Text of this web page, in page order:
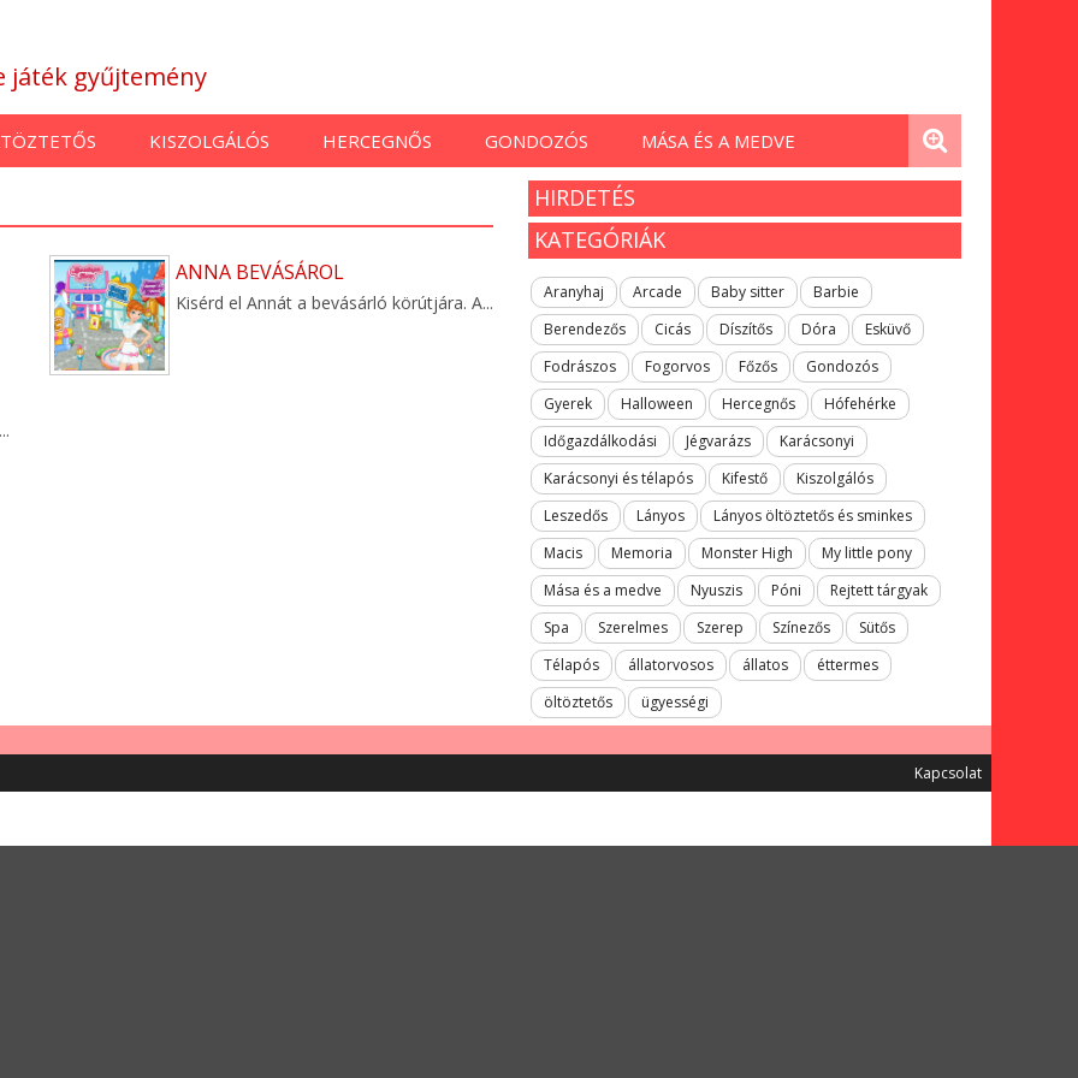
játék gyűjtemény
KISZOLGÁLÓS HERCEGNŐS GONDOZÓS MÁSA ÉS A MEDVE
ANNA BEVÁSÁROL
Kisérd el Annát a bevásárló körútjára. A...
HIRDETÉS
KATEGÓRIÁK
Aranyhaj Arcade Baby sitter
Barbie
Berendezős
Cicás Díszítős Dóra
Esküvő
Fodrászos
Fogorvos Főzős
Gondozós
Gyerek
Halloween Hercegnős
Hófehérke
Időgazdálkodási
Jégvarázs
Karácsonyi
Karácsonyi és télapós
Kifestő
Kiszolgálós
Leszedős
Lányos
Lányos öltöztetős és sminkes
Macis
Memoria Monster High
My little pony
Mása és a medve
Nyuszis Póni
Rejtett tárgyak
Spa
Szerelmes Szerep Színezős
Sütős
Télapós
állatorvosos állatos
éttermes
öltöztetős
ügyességi
Kapcsolat